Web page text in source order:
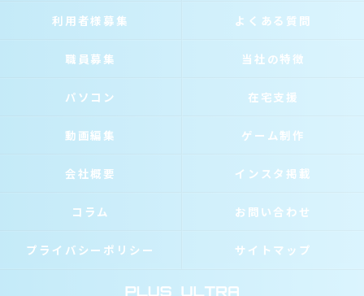
利用者様募集 よくある質問
職員募集 当社の特徴
パソコン 在宅支援
動画編集 ゲーム制作
会社概要 インスタ掲載
コラム お問い合わせ
プライバシーポリシー サイトマップ